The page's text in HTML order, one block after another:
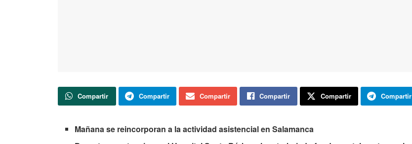
Compartir Compartir Compartir Compartir Compartir Compartir
Mañana se reincorporan a la actividad asistencial en Salamanca